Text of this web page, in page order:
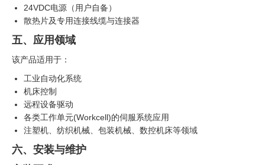
24VDC电源（用户自备）
散热片及专用连接线缆与连接器
五、应用领域
该产品适用于：
工业自动化系统
机床控制
远程设备驱动
各类工作单元(Workcell)的伺服系统应用
注塑机、纺织机械、包装机械、数控机床等领域
六、安装与维护